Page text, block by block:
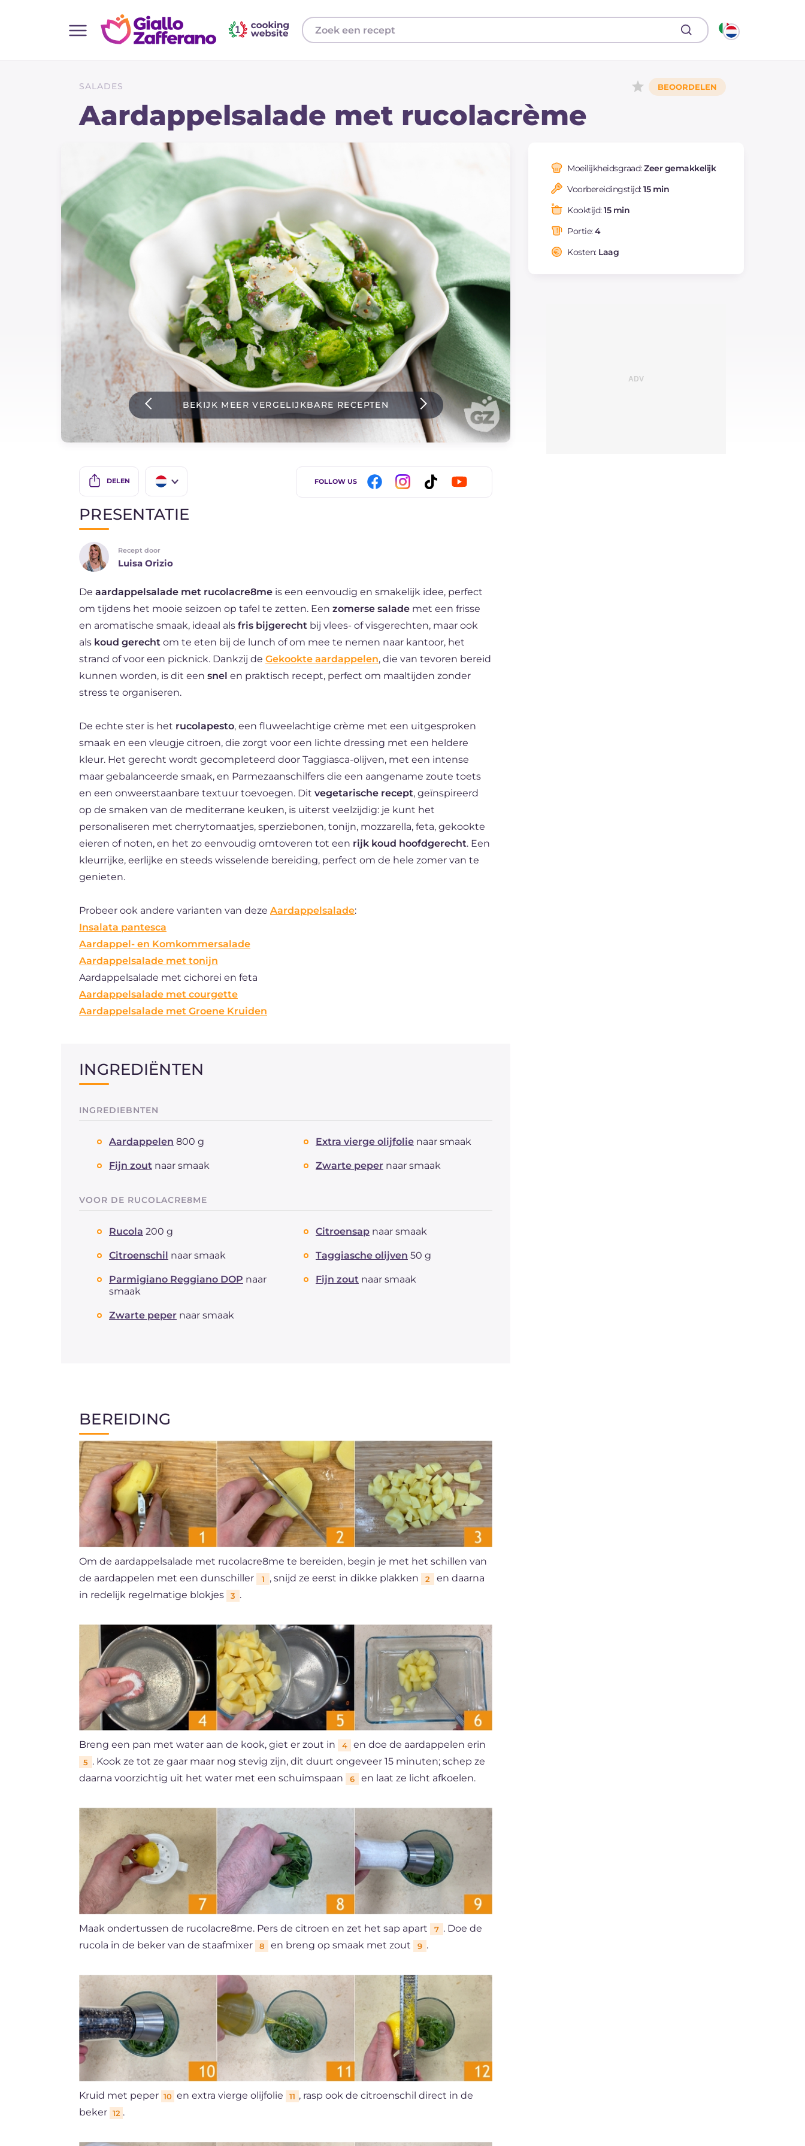
Bijgerechten
Taarten & Bakken
Instagram
YouTube
SALADES
Aardappelsalade met rucolacrème
BEKIJK MEER VERGELIJKBARE RECEPTEN
DELEN
FR
FOLLOW US
Moeilijkheidsgraad:Zeer gemakkelijk
Voorbereidingstijd:15 min
Kooktijd:15 min
Portie:4
Kosten: Laag
PRESENTATIE
Recept door
Luisa Orizio
De aardappelsalade met rucolacre8me is een eenvoudig en smakelijk idee, perfect
om tijdens het mooie seizoen op tafel te zetten. Een zomerse salade met een frisse
en aromatische smaak, ideaal als fris bijgerecht bij vlees- of visgerechten, maar ook
als koud gerecht om te eten bij de lunch of om mee te nemen naar kantoor, het
strand of voor een picknick. Dankzij de Gekookte aardappelen, die van tevoren bereid
kunnen worden, is dit een snel en praktisch recept, perfect om maaltijden zonder
stress te organiseren.
De echte ster is het rucolapesto, een fluweelachtige crème met een uitgesproken
smaak en een vleugje citroen, die zorgt voor een lichte dressing met een heldere
kleur. Het gerecht wordt gecompleteerd door Taggiasca-olijven, met een intense
maar gebalanceerde smaak, en Parmezaanschilfers die een aangename zoute toets
en een onweerstaanbare textuur toevoegen. Dit vegetarische recept, geïnspireerd
op de smaken van de mediterrane keuken, is uiterst veelzijdig: je kunt het
personaliseren met cherrytomaatjes, sperziebonen, tonijn, mozzarella, feta, gekookte
eieren of noten, en het zo eenvoudig omtoveren tot een rijk koud hoofdgerecht. Een
kleurrijke, eerlijke en steeds wisselende bereiding, perfect om de hele zomer van te
genieten.
Probeer ook andere varianten van deze Aardappelsalade:
Insalata pantesca
Aardappel- en Komkommersalade
Aardappelsalade met tonijn
Aardappelsalade met cichorei en feta
Aardappelsalade met courgette
Aardappelsalade met Groene Kruiden
INGREDIËNTEN
INGREDIEBNTEN
Aardappelen 800 g Extra vierge olijfolie naar smaak
Fijn zout naar smaak Zwarte peper naar smaak
VOOR DE RUCOLACRE8ME
Rucola 200 g Citroensap naar smaak
Citroenschil naar smaak Taggiasche olijven 50 g
Parmigiano Reggiano DOP naar
smaak
Fijn zout naar smaak
Zwarte peper naar smaak
BEREIDING
Om de aardappelsalade met rucolacre8me te bereiden, begin je met het schillen van
de aardappelen met een dunschiller
1 , snijd ze eerst in dikke plakken 2
en daarna
in redelijk regelmatige blokjes
3 .
Breng een pan met water aan de kook, giet er zout in 4 en doe de aardappelen erin
5 . Kook ze tot ze gaar maar nog stevig zijn, dit duurt ongeveer 15 minuten; schep ze
daarna voorzichtig uit het water met een schuimspaan
6 en laat ze licht afkoelen.
Maak ondertussen de rucolacre8me. Pers de citroen en zet het sap apart 7 . Doe de
rucola in de beker van de staafmixer
8 en breng op smaak met zout 9 .
Kruid met peper 10 en extra vierge olijfolie 11 , rasp ook de citroenschil direct in de
beker 12 .